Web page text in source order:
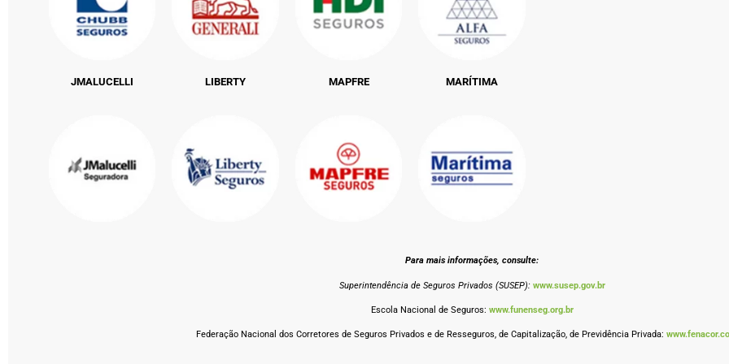
JMALUCELLI LIBERTY MAPFRE MARÍTIMA
Para mais informações, consulte:
Superintendência de Seguros Privados (SUSEP): www.susep.gov.br
Escola Nacional de Seguros: www.funenseg.org.br
Federação Nacional dos Corretores de Seguros Privados e de Resseguros, de Capitalização, de Previdência Privada: